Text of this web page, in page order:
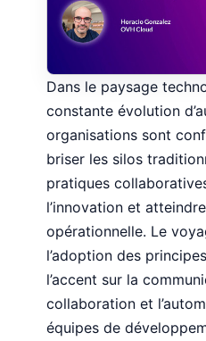
Dans le paysage
constante évolution
organisations sont
briser les silos
pratiques
l’innovation et
opérationnelle. Le
l’adoption des
l’accent sur la
collaboration et
équipes de